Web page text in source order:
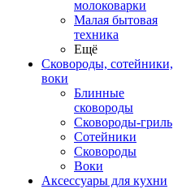
молоковарки
Малая бытовая
техника
Ещё
Сковороды, сотейники,
воки
Блинные
сковороды
Сковороды-гриль
Сотейники
Сковороды
Воки
Аксессуары для кухни